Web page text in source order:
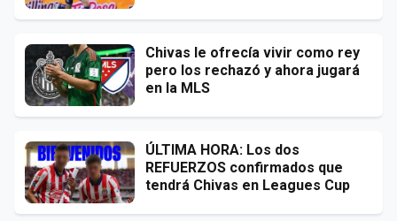
Chivas le ofrecía vivir como rey
pero los rechazó y ahora jugará
en la MLS
ÚLTIMA HORA: Los dos
REFUERZOS confirmados que
tendrá Chivas en Leagues Cup